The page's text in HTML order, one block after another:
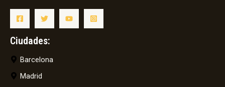
Ciudades:
Barcelona
Madrid